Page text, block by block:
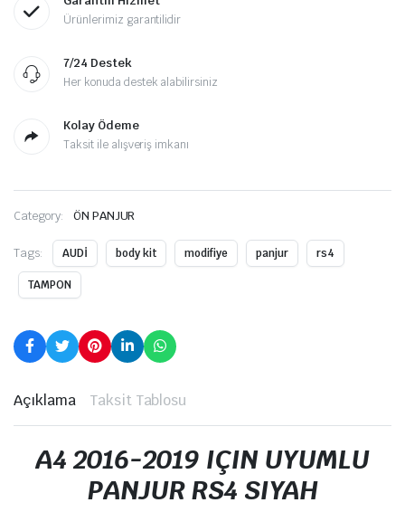
Ürünlerimiz garantilidir
7/24 Destek
Her konuda destek alabilirsiniz
Kolay Ödeme
Taksit ile alışveriş imkanı
Category: ÖN PANJUR
Tags: AUDİ body kit modifiye panjur rs4
TAMPON
Açıklama Taksit Tablosu
A4 2016-2019 IÇIN UYUMLU
PANJUR RS4 SIYAH